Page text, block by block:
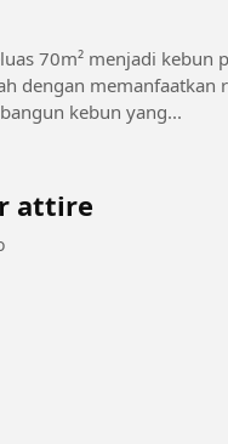
menjadi kebun produktif. Di
dengan memanfaatkan
kebun yang...
attire